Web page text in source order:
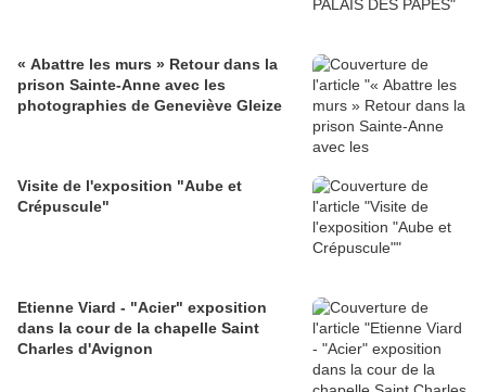
« Abattre les murs » Retour dans la
prison Sainte-Anne avec les
photographies de Geneviève Gleize
Visite de l'exposition "Aube et
Crépuscule"
Etienne Viard - "Acier" exposition
dans la cour de la chapelle Saint
Charles d'Avignon